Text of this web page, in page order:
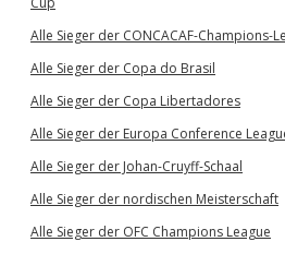
Alle Sieger der CONCACAF-Champions-
Alle Sieger der Copa do Brasil
Alle Sieger der Copa Libertadores
Alle Sieger der Europa Conference
Alle Sieger der Johan-Cruyff-Schaal
Alle Sieger der nordischen Meisterschaft
Alle Sieger der OFC Champions League